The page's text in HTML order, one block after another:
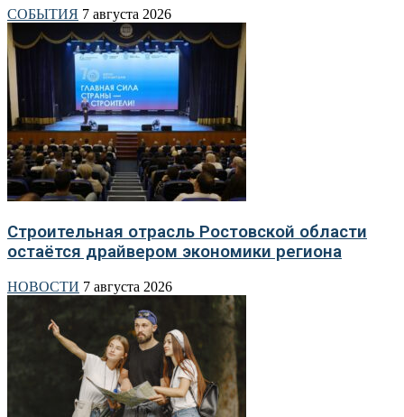
СОБЫТИЯ 7 августа 2026
Строительная отрасль Ростовской области
остаётся драйвером экономики региона
НОВОСТИ 7 августа 2026